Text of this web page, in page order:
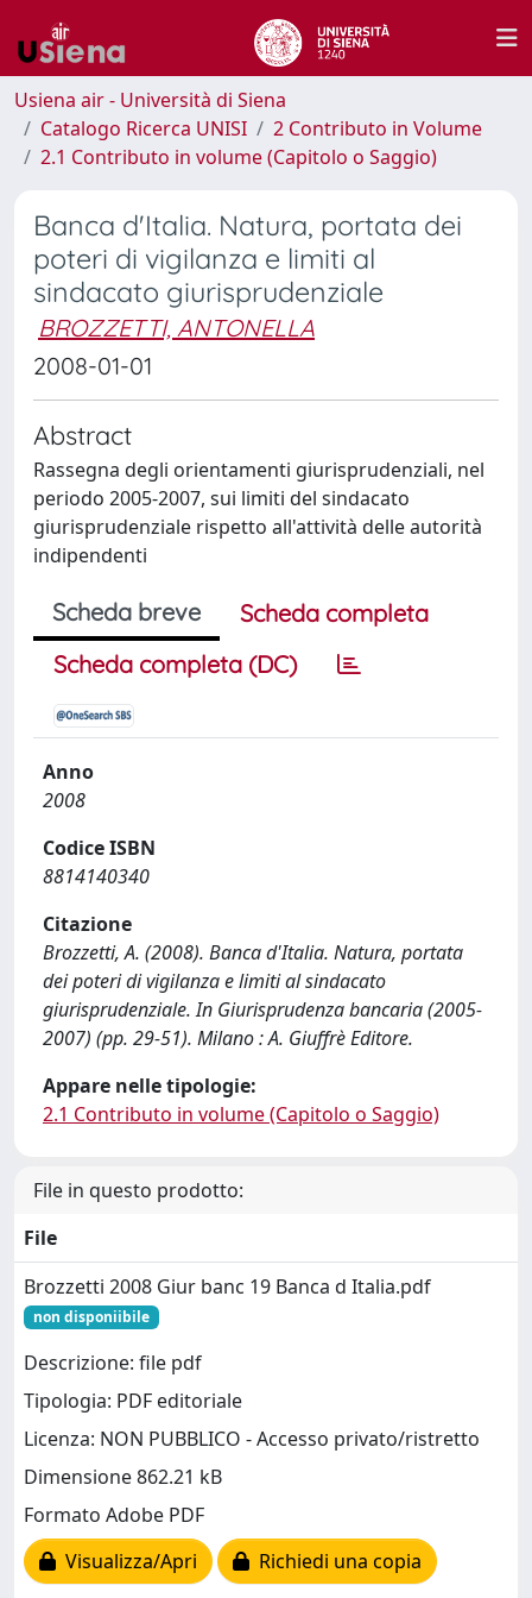
Usiena air - Università di Siena
Catalogo Ricerca UNISI
2 Contributo in Volume
2.1 Contributo in volume (Capitolo o Saggio)
Banca d'Italia. Natura, portata dei
poteri di vigilanza e limiti al
sindacato giurisprudenziale
BROZZETTI, ANTONELLA
2008-01-01
Abstract
Rassegna degli orientamenti giurisprudenziali, nel
periodo 2005-2007, sui limiti del sindacato
giurisprudenziale rispetto all'attività delle autorità
indipendenti
Scheda breve
Scheda completa
Scheda completa (DC)
Anno
2008
Codice ISBN
8814140340
Citazione
Brozzetti, A. (2008). Banca d'Italia. Natura, portata
dei poteri di vigilanza e limiti al sindacato
giurisprudenziale. In Giurisprudenza bancaria (2005-
2007) (pp. 29-51). Milano : A. Giuffrè Editore.
Appare nelle tipologie:
2.1 Contributo in volume (Capitolo o Saggio)
File in questo prodotto:
File
Brozzetti 2008 Giur banc 19 Banca d Italia.pdf
non disponiibile
Descrizione: file pdf
Tipologia: PDF editoriale
Licenza: NON PUBBLICO - Accesso privato/ristretto
Dimensione 862.21 kB
Formato Adobe PDF
Visualizza/Apri
Richiedi una copia